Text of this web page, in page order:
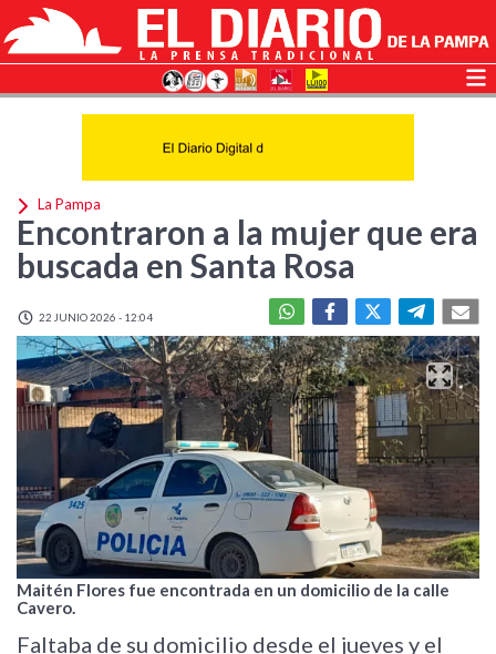
La Pampa
Encontraron a la mujer que era
buscada en Santa Rosa
22 JUNIO 2026 - 12:04
Maitén Flores fue encontrada en un domicilio de la calle
Cavero.
Faltaba de su domicilio desde el jueves y el